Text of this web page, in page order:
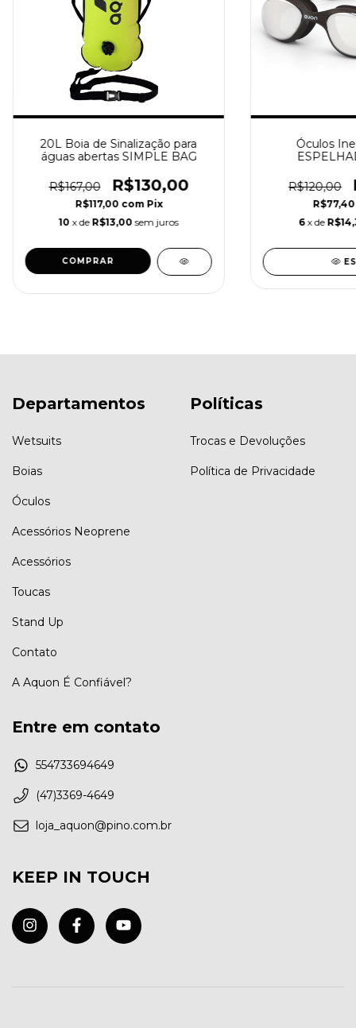
20L Boia de Sinalização para
águas abertas SIMPLE BAG
R$167,00 R$130,00
R$117,00 com Pix
10 x de R$13,00 sem juros
Óculos
R$120,00
6 x de
Departamentos
Wetsuits
Boias
Óculos
Acessórios Neoprene
Acessórios
Toucas
Stand Up
Contato
A Aquon É Confiável?
Políticas
Trocas e Devoluções
Política de Privacidade
Entre em contato
554733694649
(47)3369-4649
loja_aquon@pino.com.br
KEEP IN TOUCH